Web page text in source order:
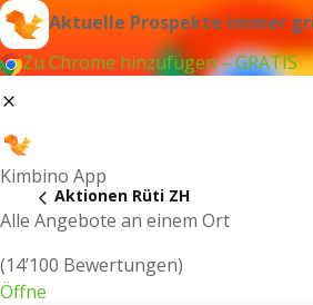
Aktuelle Prospekte immer
Zu Chrome hinzufügen – GRATIS
Kimbino App
Alle Angebote an einem Ort
(14’100 Bewertungen)
Öffne
Aktionen Rüti ZH